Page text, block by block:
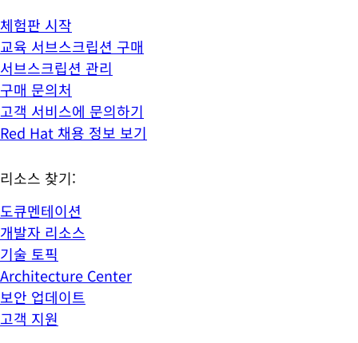
체험판 시작
교육 서브스크립션 구매
서브스크립션 관리
구매 문의처
고객 서비스에 문의하기
Red Hat 채용 정보 보기
리소스 찾기:
도큐멘테이션
개발자 리소스
기술 토픽
Architecture Center
보안 업데이트
고객 지원